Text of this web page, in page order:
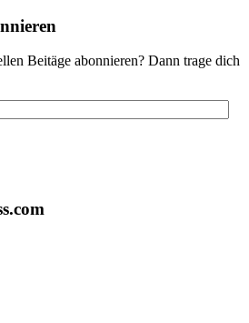
Beitäge abonnieren? Dann trage dich